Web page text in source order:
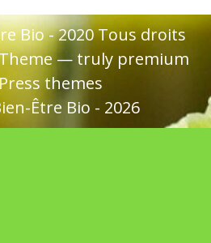
Bio - 2020 Tous droits
— truly premium
themes
Être Bio - 2026